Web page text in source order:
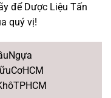
để Dược Liệu Tấn
quý vị!